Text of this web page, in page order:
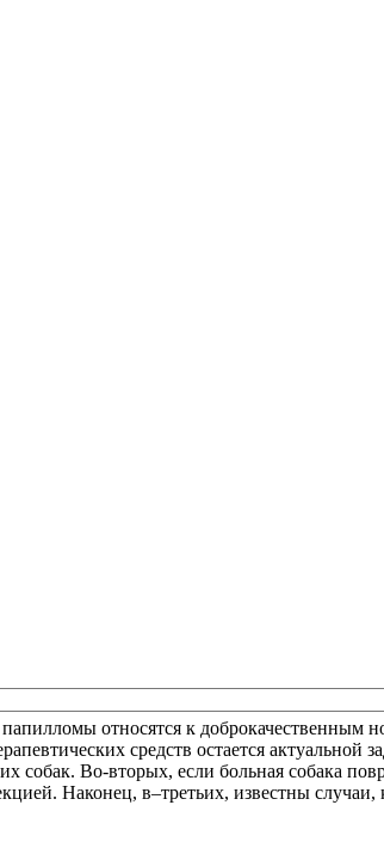
относятся к доброкачественным
средств остается актуальной
собак. Во-вторых, если больная собака
Наконец, в–третьих, известны